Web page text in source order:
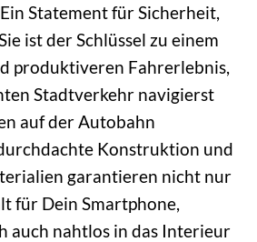
Statement für Sicherheit,
ist der Schlüssel zu einem
produktiveren Fahrerlebnis,
Stadtverkehr navigierst
auf der Autobahn
Konstruktion und
garantieren nicht nur
für Dein Smartphone,
auch nahtlos in das Interieur